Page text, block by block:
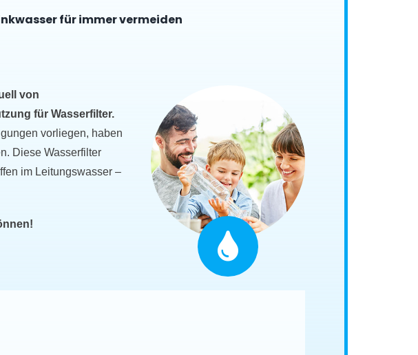
für immer vermeiden
von
für Wasserfilter.
vorliegen, haben
Diese Wasserfilter
im Leitungswasser –